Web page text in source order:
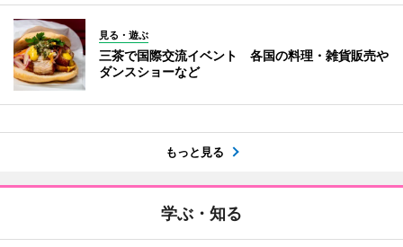
見る・遊ぶ
三茶で国際交流イベント 各国の料理・雑貨販売や
ダンスショーなど
もっと見る
学ぶ・知る